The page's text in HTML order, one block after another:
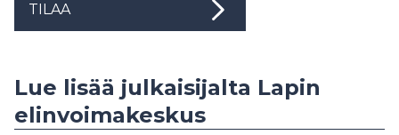
TILAA
Lue lisää julkaisijalta Lapin
elinvoimakeskus